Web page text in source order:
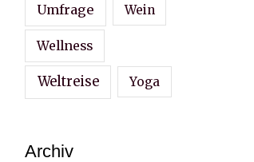
Umfrage Wein
Wellness
Weltreise Yoga
Archiv